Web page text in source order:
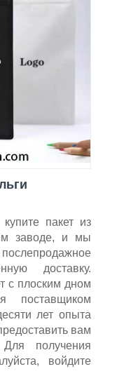
пакет из
заводе, и мы
доставку.
с плоским дном
поставщиком
лет опыта
вам
получения
войдите